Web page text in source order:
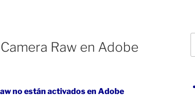
Raw en Adobe
no están activados en Adobe